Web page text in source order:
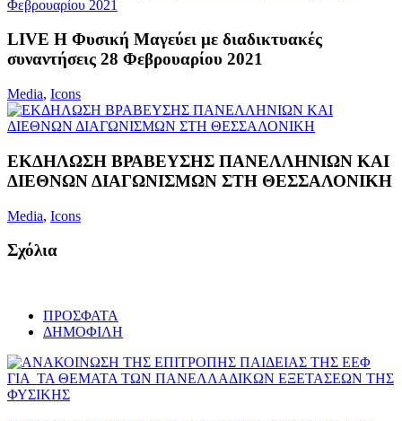
LIVE Η Φυσική Μαγεύει με διαδικτυακές
συναντήσεις 28 Φεβρουαρίου 2021
Media, Icons
ΕΚΔΗΛΩΣΗ ΒΡΑΒΕΥΣΗΣ ΠΑΝΕΛΛΗΝΙΩΝ ΚΑΙ
ΔΙΕΘΝΩΝ ΔΙΑΓΩΝΙΣΜΩΝ ΣΤΗ ΘΕΣΣΑΛΟΝΙΚΗ
Media, Icons
Σχόλια
ΠΡΟΣΦΑΤΑ
ΔΗΜΟΦΙΛΗ